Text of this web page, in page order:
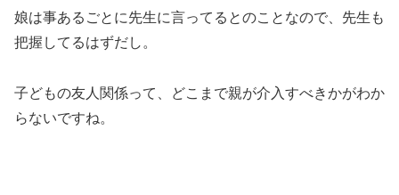
娘は事あるごとに先生に言ってるとのことなので、先生も
把握してるはずだし。
子どもの友人関係って、どこまで親が介入すべきかがわか
らないですね。